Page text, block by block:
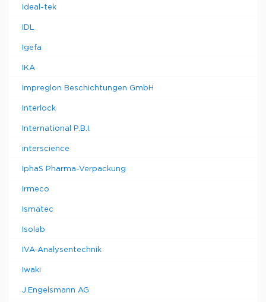
Ideal-tek
IDL
Igefa
IKA
Impreglon Beschichtungen GmbH
Interlock
International P.B.I.
interscience
IphaS Pharma-Verpackung
Irmeco
Ismatec
Isolab
IVA-Analysentechnik
Iwaki
J.Engelsmann AG